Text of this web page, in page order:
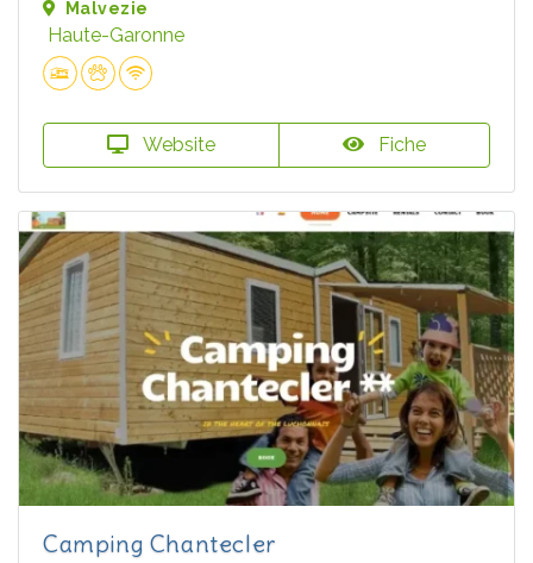
Malvezie
Haute-Garonne
Website Fiche
Camping Chantecler